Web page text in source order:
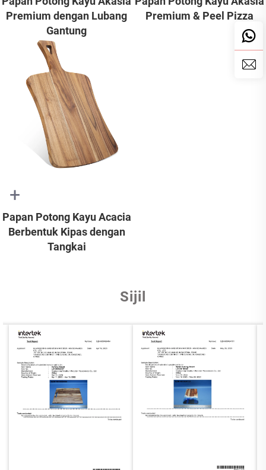
Premium dengan Lubang
Gantung
Premium & Peel Pizza
+
Papan Potong Kayu Acacia
Berbentuk Kipas dengan
Tangkai
Sijil